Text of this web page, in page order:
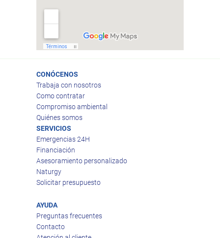
CONÓCENOS
Trabaja con nosotros
Como contratar
Compromiso ambiental
Quiénes somos
SERVICIOS
Emergencias 24H
Financiación
Asesoramiento personalizado
Naturgy
Solicitar presupuesto
AYUDA
Preguntas frecuentes
Contacto